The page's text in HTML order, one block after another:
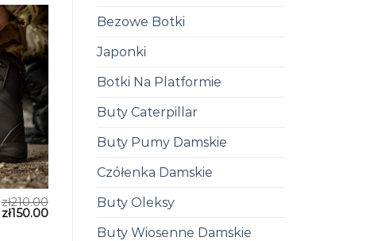
Bezowe Botki
Japonki
Botki Na Platformie
Buty Caterpillar
Buty Pumy Damskie
Czółenka Damskie
Buty Oleksy
Buty Wiosenne Damskie
zł210.00
zł150.00